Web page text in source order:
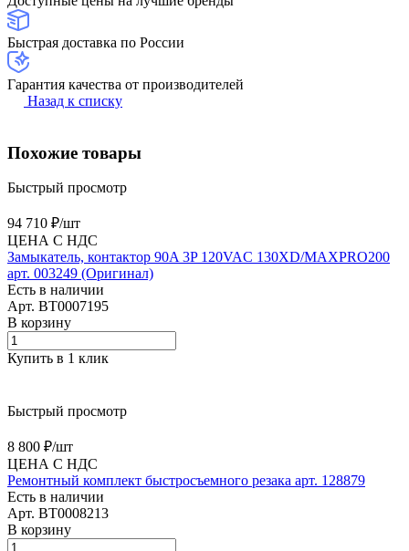
Быстрая доставка по России
Гарантия качества от производителей
Назад к списку
Похожие товары
Быстрый просмотр
94 710 ₽/шт
ЦЕНА С НДС
Замыкатель, контактор 90A 3P 120VAC 130XD/MAXPRO200
арт. 003249 (Оригинал)
Есть в наличии
Арт. BT0007195
В корзину
Купить в 1 клик
Быстрый просмотр
8 800 ₽/шт
ЦЕНА С НДС
Ремонтный комплект быстросъемного резака арт. 128879
Есть в наличии
Арт. BT0008213
В корзину